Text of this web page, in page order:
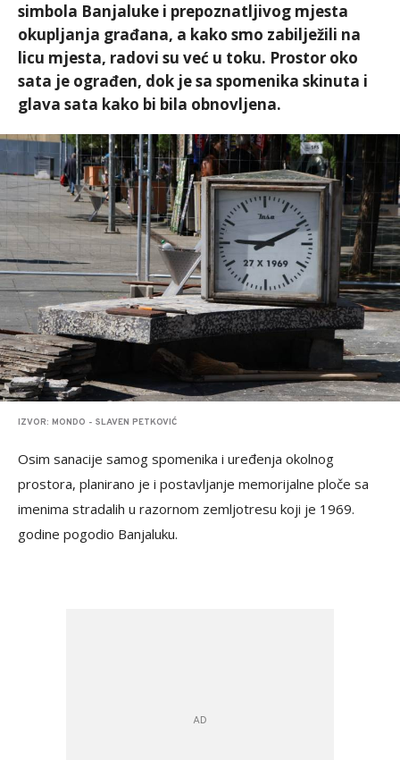
simbola Banjaluke i prepoznatljivog mjesta
okupljanja građana, a kako smo zabilježili na
licu mjesta, radovi su već u toku. Prostor oko
sata je ograđen, dok je sa spomenika skinuta i
glava sata kako bi bila obnovljena.
IZVOR: MONDO - SLAVEN PETKOVIĆ
Osim sanacije samog spomenika i uređenja okolnog
prostora, planirano je i postavljanje memorijalne ploče sa
imenima stradalih u razornom zemljotresu koji je 1969.
godine pogodio Banjaluku.